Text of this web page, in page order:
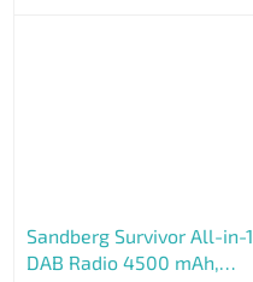
Sandberg Survivor All-in-1
DAB Radio 4500 mAh,